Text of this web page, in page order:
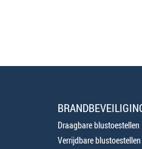
Draagbare blustoestellen
Verrijdbare blustoestellen